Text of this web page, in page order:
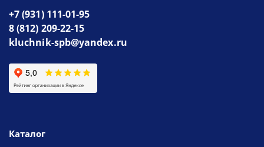
+7 (931) 111-01-95
8 (812) 209-22-15
kluchnik-spb@yandex.ru
Каталог